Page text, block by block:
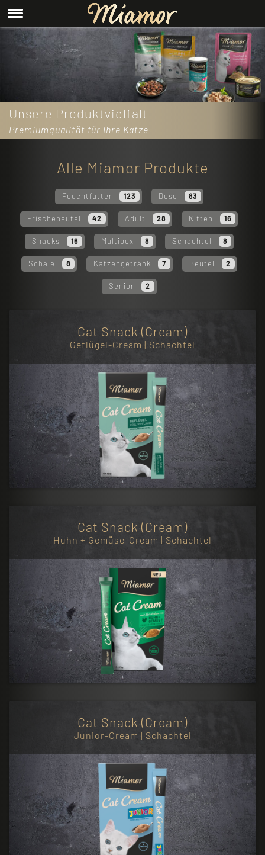
Unsere Produktvielfalt
Premiumqualität für Ihre Katze
Alle Miamor Produkte
Feuchtfutter 123 Dose 83
Frischebeutel 42 Adult 28 Kitten 16
Snacks 16 Multibox 8 Schachtel 8
Schale 8 Katzengetränk 7 Beutel 2
Senior 2
Cat Snack (Cream)
Geflügel-Cream | Schachtel
Cat Snack (Cream)
Huhn + Gemüse-Cream | Schachtel
Cat Snack (Cream)
Junior-Cream | Schachtel